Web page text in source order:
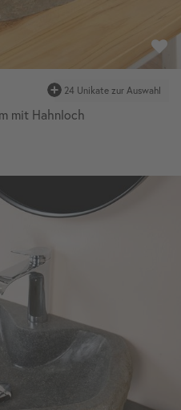
24 Unikate zur Auswahl
mit Hahnloch